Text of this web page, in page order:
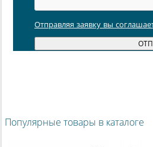
Отправляя заявку вы
Популярные товары в каталоге